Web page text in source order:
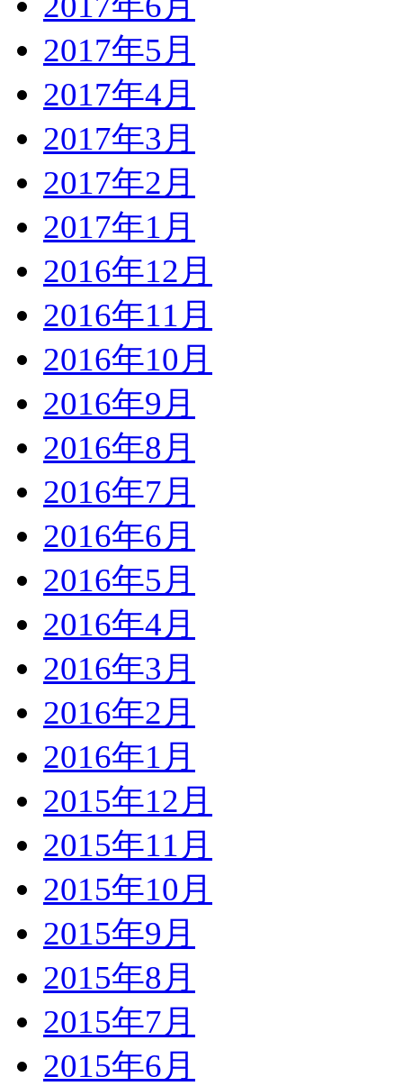
2017年5月
2017年4月
2017年3月
2017年2月
2017年1月
2016年12月
2016年11月
2016年10月
2016年9月
2016年8月
2016年7月
2016年6月
2016年5月
2016年4月
2016年3月
2016年2月
2016年1月
2015年12月
2015年11月
2015年10月
2015年9月
2015年8月
2015年7月
2015年6月